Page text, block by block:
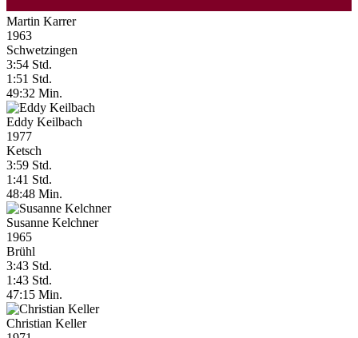
Martin Karrer
1963
Schwetzingen
3:54 Std.
1:51 Std.
49:32 Min.
Eddy Keilbach
1977
Ketsch
3:59 Std.
1:41 Std.
48:48 Min.
Susanne Kelchner
1965
Brühl
3:43 Std.
1:43 Std.
47:15 Min.
Christian Keller